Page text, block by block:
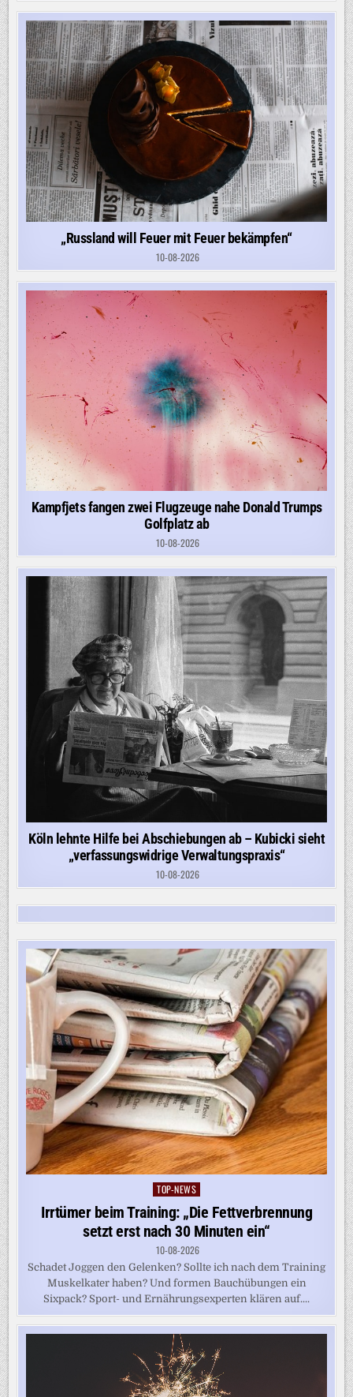
„Russland will Feuer mit Feuer bekämpfen“
10-08-2026
Kampfjets fangen zwei Flugzeuge nahe Donald Trumps
Golfplatz ab
10-08-2026
Köln lehnte Hilfe bei Abschiebungen ab – Kubicki sieht
„verfassungswidrige Verwaltungspraxis“
10-08-2026
Posted
in
TOP-NEWS
Irrtümer beim Training: „Die Fettverbrennung
setzt erst nach 30 Minuten ein“
10-08-2026
Schadet Joggen den Gelenken? Sollte ich nach dem Training
Muskelkater haben? Und formen Bauchübungen ein
Sixpack? Sport- und Ernährungsexperten klären auf....